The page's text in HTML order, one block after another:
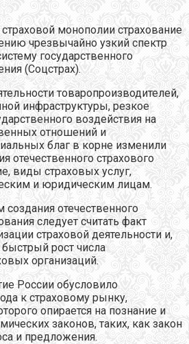
монополии страхование
чрезвычайно узкий спектр
государственного
(Соцстрах).
товаропроизводителей,
инфраструктуры, резкое
воздействия на
отношений и
благ в корне изменили
отечественного страхового
виды страховых услуг,
и юридическим лицам.
отечественного
следует считать факт
страховой деятельности и,
быстрый рост числа
организаций.
России обусловило
к страховому рынку,
опирается на познание и
законов, таких, как закон
и предложения.